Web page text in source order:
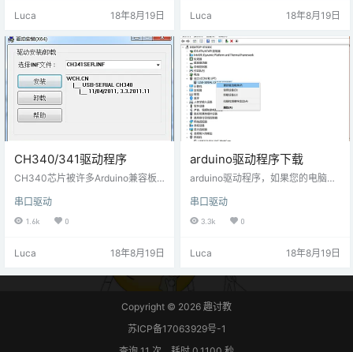
Luca 18年8月19日 Luca 18年8月19日
CH340/341驱动程序
CH340芯片被许多Arduino兼容板
41USB转串口WINDOWS驱动程
序，支持32/64位 Windows 10/8.1/
8/7/VISTA/XP，SERVER 2016/201
过微软数字签名认证，支持USB转3
最终用户。
串口驱动
1.6k 0
Luca 18年8月19日
arduino驱动程序下载
arduino驱动程序，如果您的电脑没
请下载下面的驱动文件。 安装方
法： 1、解压 2、连上单片机 3、进
入电脑的设备管理器 4、找到单片机
解压的驱动程序选择即可 7、安装好
串口驱动
3.3k 0
Luca 18年8月19日
Copyright © 2026 趣讨教
苏ICP备17063929号-1